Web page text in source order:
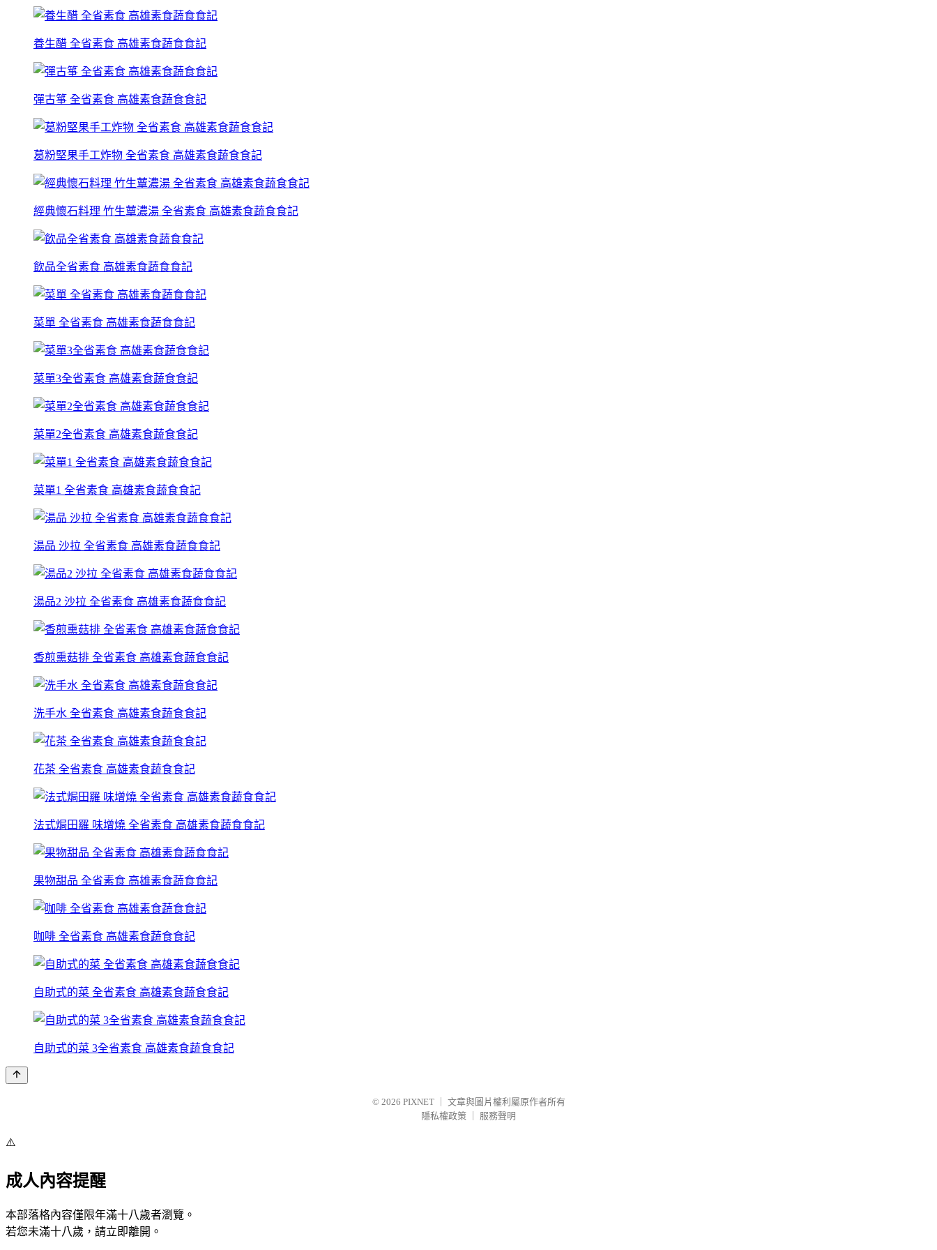
養生醋 全省素食 高雄素食蔬食食記
彈古箏 全省素食 高雄素食蔬食食記
葛粉堅果手工炸物 全省素食 高雄素食蔬食食記
經典懷石料理 竹生蕈濃湯 全省素食 高雄素食蔬食食記
飲品全省素食 高雄素食蔬食食記
菜單 全省素食 高雄素食蔬食食記
菜單3全省素食 高雄素食蔬食食記
菜單2全省素食 高雄素食蔬食食記
菜單1 全省素食 高雄素食蔬食食記
湯品 沙拉 全省素食 高雄素食蔬食食記
湯品2 沙拉 全省素食 高雄素食蔬食食記
香煎熏菇排 全省素食 高雄素食蔬食食記
洗手水 全省素食 高雄素食蔬食食記
花茶 全省素食 高雄素食蔬食食記
法式焗田羅 味增燒 全省素食 高雄素食蔬食食記
果物甜品 全省素食 高雄素食蔬食食記
咖啡 全省素食 高雄素食蔬食食記
自助式的菜 全省素食 高雄素食蔬食食記
自助式的菜 3全省素食 高雄素食蔬食食記
© 2026 PIXNET
文章與圖片權利屬原作者所有
隱私權政策
服務聲明
⚠️
成人內容提醒
本部落格內容僅限年滿十八歲者瀏覽。
若您未滿十八歲，請立即離開。